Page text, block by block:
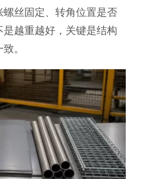
丝固定、转角位置是否
越重越好，关键是结构
。